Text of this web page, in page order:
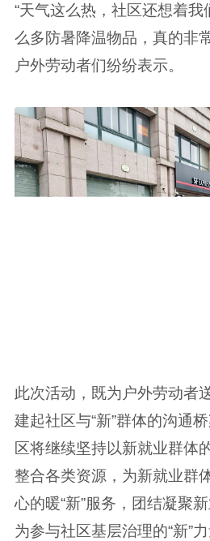
“天气这么热，社区还想着
么多防暑降温物品，真的非
户外劳动者们纷纷表示。
此次活动，既为户外劳动者
建起社区与“新”群体的沟通
区将继续坚持以新就业群体
整合各类资源，为新就业群
心的暖“新”服务，团结凝聚
为参与社区基层治理的“新”